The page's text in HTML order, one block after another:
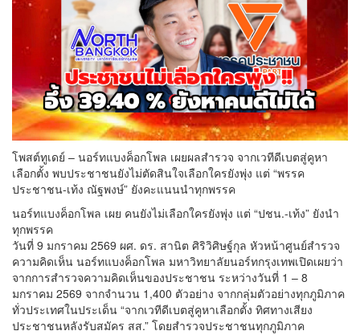
โพสต์ทูเดย์ – นอร์ทแบงค็อกโพล เผยผลสำรวจ จากเวทีดีเบตสู่คูหา
เลือกตั้ง พบประชาชนยังไม่ตัดสินใจเลือกใครยังพุ่ง แต่ “พรรค
ประชาชน-เท้ง ณัฐพงษ์” ยังคะแนนนำทุกพรรค
นอร์ทแบงค็อกโพล เผย คนยังไม่เลือกใครยังพุ่ง แต่ “ปชน.-เท้ง” ยังนำ
ทุกพรรค
วันที่ 9 มกราคม 2569 ผศ. ดร. สานิต ศิริวิศิษฐ์กุล หัวหน้าศูนย์สำรวจ
ความคิดเห็น นอร์ทแบงค็อกโพล มหาวิทยาลัยนอร์ทกรุงเทพเปิดเผยว่า
จากการสำรวจความคิดเห็นของประชาชน ระหว่างวันที่ 1 – 8
มกราคม 2569 จากจำนวน 1,400 ตัวอย่าง จากกลุ่มตัวอย่างทุกภูมิภาค
ทั่วประเทศในประเด็น “จากเวทีดีเบตสู่คูหาเลือกตั้ง ทิศทางเสียง
ประชาชนหลังรับสมัคร สส.” โดยสำรวจประชาชนทุกภูมิภาค